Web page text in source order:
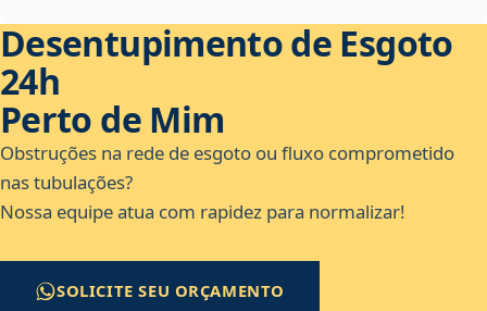
Desentupimento de Esgoto
24h
Perto de Mim
Obstruções na rede de esgoto ou fluxo comprometido
nas tubulações?
Nossa equipe atua com rapidez para normalizar!
SOLICITE SEU ORÇAMENTO